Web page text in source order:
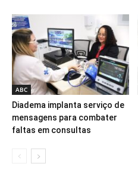
ABC
Diadema implanta serviço de
mensagens para combater
faltas em consultas